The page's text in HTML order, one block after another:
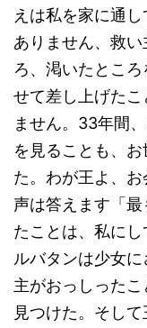
えは私を家に通
ありません、救
ろ、渇いたとこ
せて差し上げた
ません。33年間
を見ることも、
た。わが王よ、お
声は答えます「
たことは、私に
ルバタンは少女に
主がおっしった
見つけた。そし